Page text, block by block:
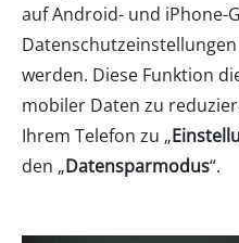
auf Android- und iPhone-
werden. Diese Funktion
mobiler Daten zu
Ihrem Telefon zu „
den „Datensparmodus“.